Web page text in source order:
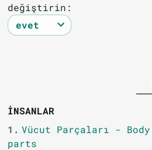
değiştirin:
İNSANLAR
1. Vücut Parçaları - Body
parts